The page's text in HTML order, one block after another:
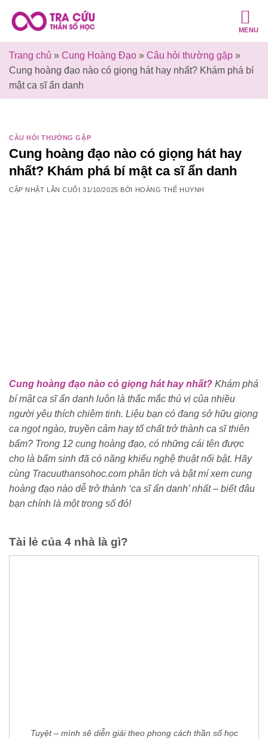
qua
dung
MENU
Trang chủ » Cung Hoàng Đạo » Câu hỏi thường gặp »
Cung hoàng đạo nào có giọng hát hay nhất? Khám phá bí
mật ca sĩ ẩn danh
CÂU HỎI THƯỜNG GẶP
Cung hoàng đạo nào có giọng hát hay
nhất? Khám phá bí mật ca sĩ ẩn danh
CẬP NHẬT LẦN CUỐI31/10/2025 BỞI HOÀNG THẾ HUYNH
Cung hoàng đạo nào có giọng hát hay nhất? Khám phá
bí mật ca sĩ ẩn danh luôn là thắc mắc thú vị của nhiều
người yêu thích chiêm tinh. Liệu bạn có đang sở hữu giọng
ca ngọt ngào, truyền cảm hay tố chất trở thành ca sĩ thiên
bẩm? Trong 12 cung hoàng đạo, có những cái tên được
cho là bẩm sinh đã có năng khiếu nghệ thuật nổi bật. Hãy
cùng Tracuuthansohoc.com phân tích và bật mí xem cung
hoàng đạo nào dễ trở thành ‘ca sĩ ẩn danh’ nhất – biết đâu
bạn chính là một trong số đó!
Tài lẻ của 4 nhà là gì?
Tuyệt – mình sẽ diễn giải theo phong cách thần số học